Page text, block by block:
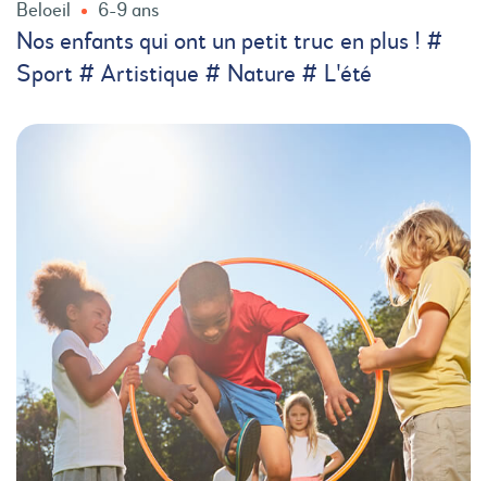
Beloeil 6-9 ans
Nos enfants qui ont un petit truc en plus ! #
Sport # Artistique # Nature # L'été